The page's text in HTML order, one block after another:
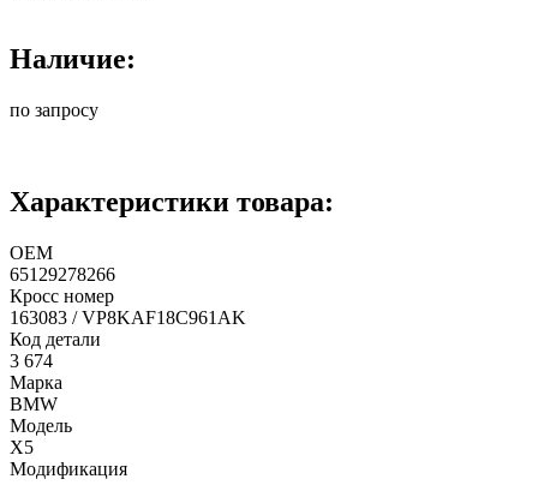
Наличие:
по запросу
Характеристики товара:
ОЕМ
65129278266
Кросс номер
163083 / VP8KAF18C961AK
Код детали
3 674
Марка
BMW
Модель
X5
Модификация